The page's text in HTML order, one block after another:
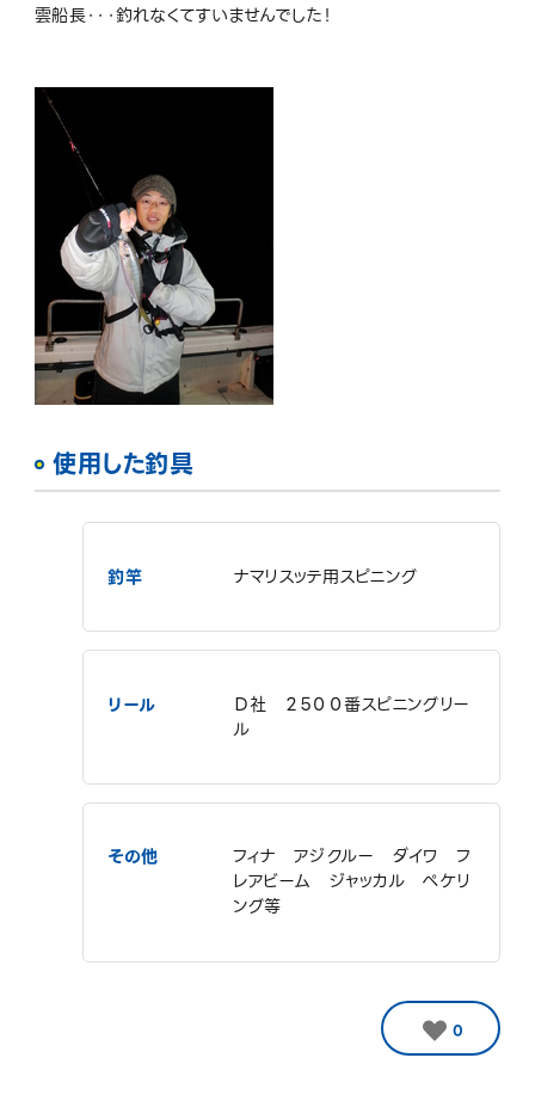
雲船長・・・釣れなくてすいませんでした！
使用した釣具
釣竿 ナマリスッテ用スピニング
リール
Ｄ社 ２５００番スピニングリー
ル
その他
フィナ アジクルー ダイワ フ
レアビーム ジャッカル ペケリ
ング等
0